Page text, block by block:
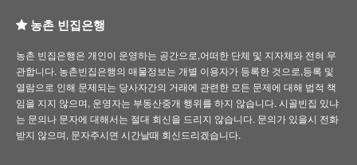
농촌 빈집은행
농촌 빈집은행은 개인이 운영하는 공간으로,어떠한 단체 및 지자체와 전혀 무
관합니다. 농촌빈집은행의 매물정보는 개별 이용자가 등록한 것으로,등록 및
열람으로 인해 문제되는 당사자간의 거래에 관련한 모든 문제에 대해 법적 책
임을 지지 않으며, 운영자는 부동산중개 행위를 하지 않습니다. 시골빈집 있냐
는 문의나 문자에 대해서는 절대 회신을 드리지 않습니다. 문의가 있을시 전화
받지 않으며, 문자주시면 시간날때 회신드리겠습니다.